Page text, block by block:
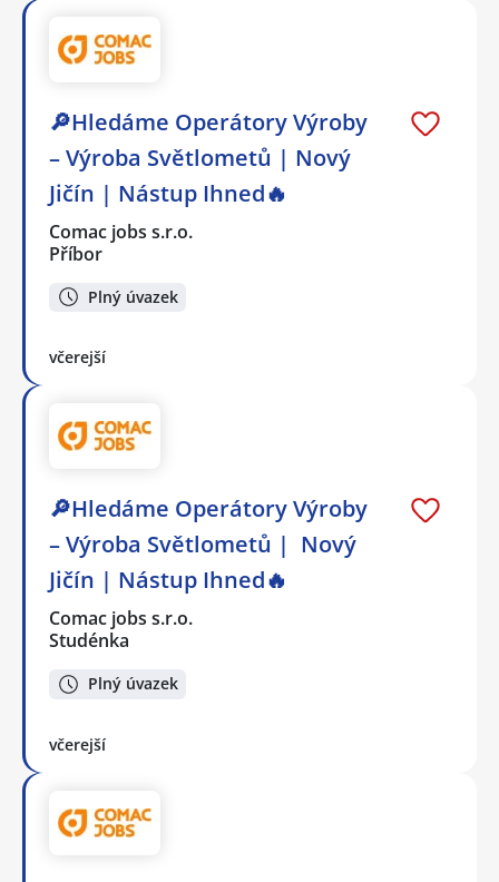
🔎Hledáme Operátory Výroby
– Výroba Světlometů | Nový
Jičín | Nástup Ihned🔥
Comac jobs s.r.o.
Příbor
Plný úvazek
včerejší
🔎Hledáme Operátory Výroby
– Výroba Světlometů | Nový
Jičín | Nástup Ihned🔥
Comac jobs s.r.o.
Studénka
Plný úvazek
včerejší